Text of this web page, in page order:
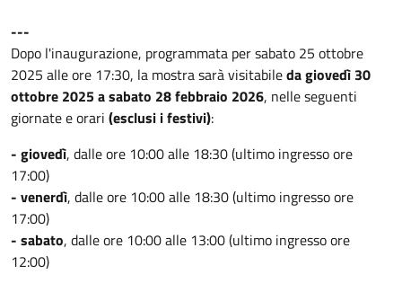
---
Dopo l'inaugurazione, programmata per sabato 25 ottobre
2025 alle ore 17:30, la mostra sarà visitabileda giovedì 30
ottobre 2025 a sabato 28 febbraio 2026, nelle seguenti
giornate e orari (esclusi i festivi):
- giovedì, dalle ore 10:00 alle 18:30 (ultimo ingresso ore
17:00)
- venerdì, dalle ore 10:00 alle 18:30 (ultimo ingresso ore
17:00)
- sabato, dalle ore 10:00 alle 13:00 (ultimo ingresso ore
12:00)